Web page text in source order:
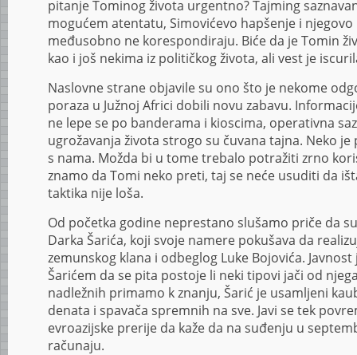
pitanje Tominog života urgentno? Tajming
mogućem atentatu, Simovićevo hapšenje i
međusobno ne korespondiraju. Biće da je Tomin
kao i još nekima iz političkog života, ali vest je
Naslovne strane objavile su ono što je nekome
poraza u Južnoj Africi dobili novu zabavu.
ne lepe se po banderama i kioscima, operativna
ugrožavanja života strogo su čuvana tajna. Neko
s nama. Možda bi u tome trebalo potražiti zrno
znamo da Tomi neko preti, taj se neće usuditi da
taktika nije loša.
Od početka godine neprestano slušamo priče da
Darka Šarića, koji svoje namere pokušava da
zemunskog klana i odbeglog Luke Bojovića.
Šarićem da se pita postoje li neki tipovi jači od
nadležnih primamo k znanju, Šarić je usamljeni
denata i spavača spremnih na sve. Javi se tek
evroazijske prerije da kaže da na suđenju u
računaju.